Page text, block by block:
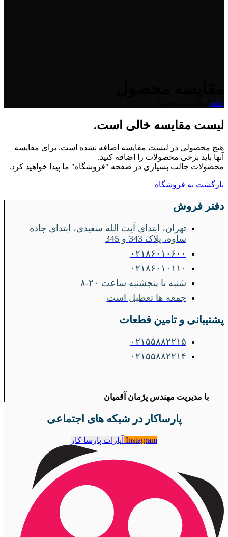
خانه
لیست مقایسه خالی است.
هیچ محصولی در لیست مقایسه اضافه نشده است. برای مقایسه
آنها باید برخی محصولات را اضافه کنید.
محصولات جالب بسیاری در صفحه "فروشگاه" ما پیدا خواهید کرد.
بازگشت به فروشگاه
دفتر فروش
تهران، ابتدای آیت الله سعیدی، ابتدای جاده
ساوه، پلاک 343 و 345
۰۲۱۸۶۰۱۰۶۰۰
۰۲۱۸۶۰۱۰۱۱۰
شنبه تا پنجشنبه ساعت ۲۰-۸
جمعه ها تعطیل است
پشتیبانی و تامین قطعات
۰۲۱۵۵۸۸۲۲۱۵
۰۲۱۵۵۸۸۲۲۱۴
با مدیریت مهندس پژمان آقمیان
پارساکار در شبکه های اجتماعی
Instagram آپارات پارسا کار